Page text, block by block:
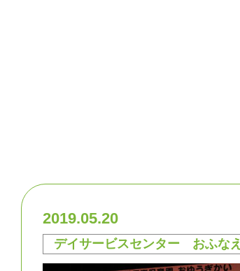
2019.05.20
デイサービスセンター おふなえ